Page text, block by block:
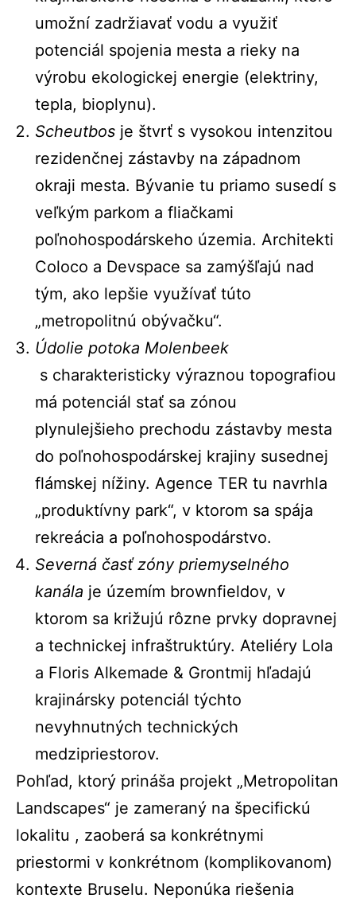
umožní zadržiavať vodu a využiť
potenciál spojenia mesta a rieky na
výrobu ekologickej energie (elektriny,
tepla, bioplynu).
Scheutbos je štvrť s vysokou intenzitou
rezidenčnej zástavby na západnom
okraji mesta. Bývanie tu priamo susedí s
veľkým parkom a fliačkami
poľnohospodárskeho územia. Architekti
Coloco a Devspace sa zamýšľajú nad
tým, ako lepšie využívať túto
„metropolitnú obývačku“.
Údolie potoka Molenbeek
s charakteristicky výraznou topografiou
má potenciál stať sa zónou
plynulejšieho prechodu zástavby mesta
do poľnohospodárskej krajiny susednej
flámskej nížiny. Agence TER tu navrhla
„produktívny park“, v ktorom sa spája
rekreácia a poľnohospodárstvo.
Severná časť zóny priemyselného
kanála je územím brownfieldov, v
ktorom sa križujú rôzne prvky dopravnej
a technickej infraštruktúry. Ateliéry Lola
a Floris Alkemade & Grontmij hľadajú
krajinársky potenciál týchto
nevyhnutných technických
medzipriestorov.
Pohľad, ktorý prináša projekt „Metropolitan
Landscapes“ je zameraný na špecifickú
lokalitu , zaoberá sa konkrétnymi
priestormi v konkrétnom (komplikovanom)
kontexte Bruselu. Neponúka riešenia